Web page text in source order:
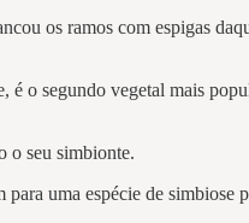
os ramos com espigas
o segundo vegetal mais
o seu simbionte.
uma espécie de simbiose